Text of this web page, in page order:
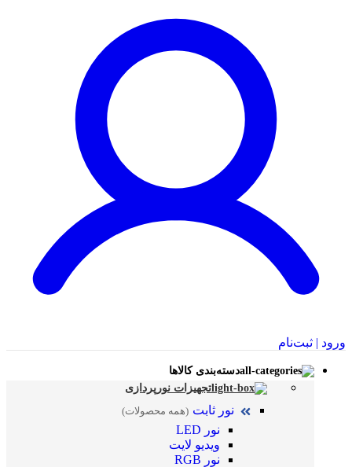
ورود | ثبت‌نام
دسته‌بندی کالاها
تجهیزات نورپردازی
نور ثابت (همه محصولات)
نور LED
ویدیو لایت
نور RGB